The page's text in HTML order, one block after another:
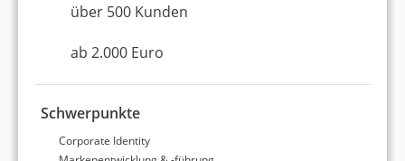
100 % Weiterempfehlung
über 500 Kunden
ab 2.000 Euro
Schwerpunkte
Corporate Identity